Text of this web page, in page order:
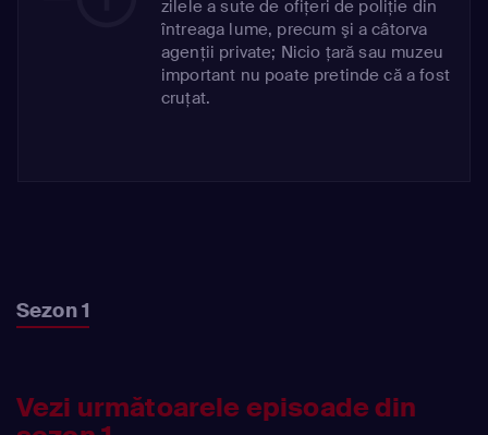
zilele a sute de ofiţeri de poliţie din
întreaga lume, precum şi a câtorva
agenţii private; Nicio ţară sau muzeu
important nu poate pretinde că a fost
cruţat.
Sezon 1
Vezi următoarele episoade din